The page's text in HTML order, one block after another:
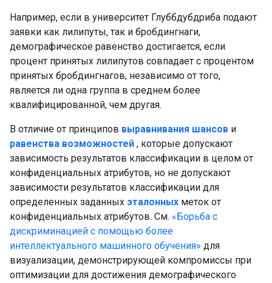
Например, если в университет Глуббдубдриба подают
заявки как лилипуты, так и бробдингнаги,
демографическое равенство достигается, если
процент принятых лилипутов совпадает с процентом
принятых бробдингнагов, независимо от того,
является ли одна группа в среднем более
квалифицированной, чем другая.
В отличие от принципов выравнивания шансов и
равенства возможностей , которые допускают
зависимость результатов классификации в целом от
конфиденциальных атрибутов, но не допускают
зависимости результатов классификации для
определенных заданных эталонных меток от
конфиденциальных атрибутов. См. «Борьба с
дискриминацией с помощью более
интеллектуального машинного обучения» для
визуализации, демонстрирующей компромиссы при
оптимизации для достижения демографического